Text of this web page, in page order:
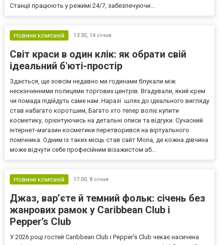
Станції працюють у режимі 24/7, забезпечуючи...
Новини компаній 13:30, 14 січня
Світ краси в один клік: як обрати свій
ідеальний б'юті-простір
Здається, ще зовсім недавно ми годинами блукали між
нескінченними полицями торгових центрів. Вгадували, який крем
чи помада підійдуть саме нам. Наразі шлях до ідеального вигляду
став набагато коротшим, Багато хто тепер воліє купити
косметику, орієнтуючись на детальні описи та відгуки. Сучасний
інтернет-магазин косметики перетворився на віртуального
помічника. Одним із таких місць став сайт Mona, де кожна дівчина
може відчути себе професійним візажистом аб...
Новини компаній 17:00, 8 січня
Джаз, вар’єте й темний фольк: січень без
жанрових рамок у Caribbean Club і
Pepper’s Club
У 2026 році гостей Caribbean Club і Pepper’s Club чекає насичена